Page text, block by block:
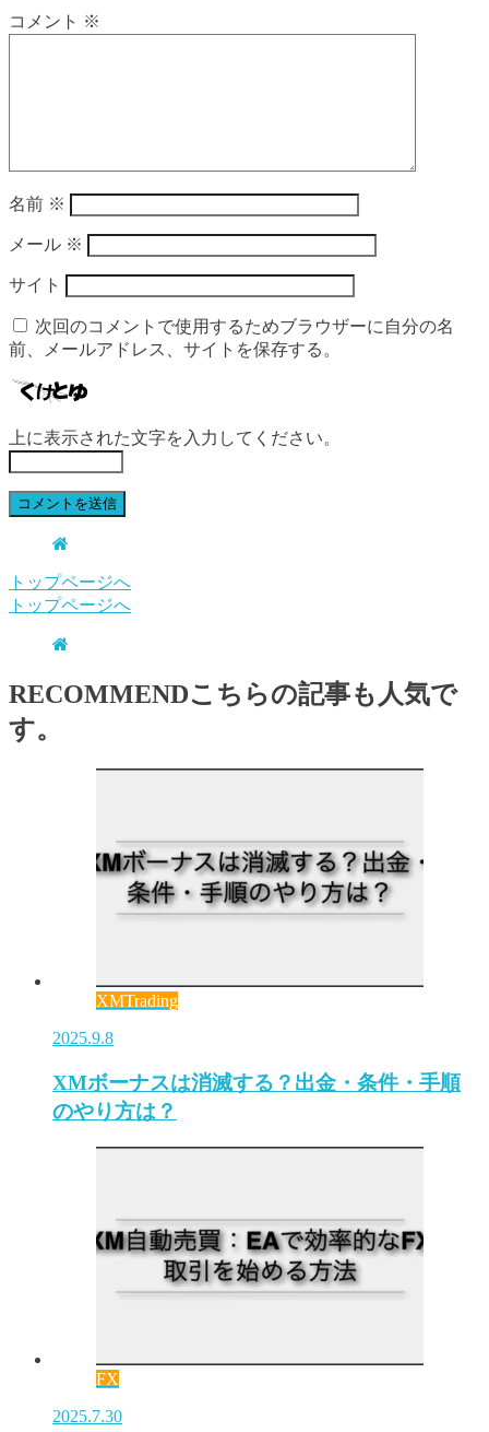
コメント ※
名前 ※
メール ※
サイト
次回のコメントで使用するためブラウザーに自分の名
前、メールアドレス、サイトを保存する。
上に表示された文字を入力してください。
トップページへ
トップページへ
RECOMMENDこちらの記事も人気で
す。
XMTrading
2025.9.8
XMボーナスは消滅する？出金・条件・手順
のやり方は？
FX
2025.7.30